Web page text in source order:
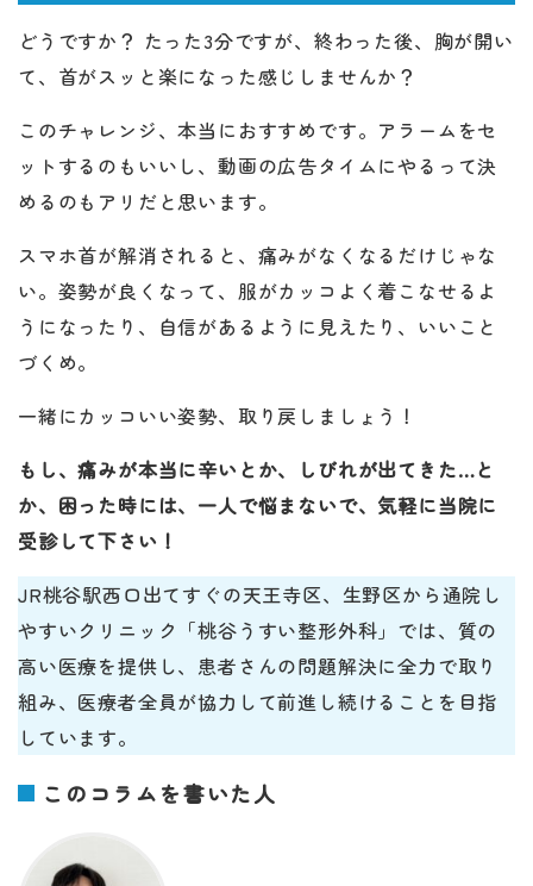
どうですか？ たった3分ですが、終わった後、胸が開い
て、首がスッと楽になった感じしませんか？
このチャレンジ、本当におすすめです。アラームをセ
ットするのもいいし、動画の広告タイムにやるって決
めるのもアリだと思います。
スマホ首が解消されると、痛みがなくなるだけじゃな
い。姿勢が良くなって、服がカッコよく着こなせるよ
うになったり、自信があるように見えたり、いいこと
づくめ。
一緒にカッコいい姿勢、取り戻しましょう！
もし、痛みが本当に辛いとか、しびれが出てきた…と
か、困った時には、一人で悩まないで、気軽に当院に
受診して下さい！
JR桃谷駅西口出てすぐの天王寺区、生野区から通院し
やすいクリニック「桃谷うすい整形外科」では、質の
高い医療を提供し、患者さんの問題解決に全力で取り
組み、医療者全員が協力して前進し続けることを目指
しています。
このコラムを書いた人